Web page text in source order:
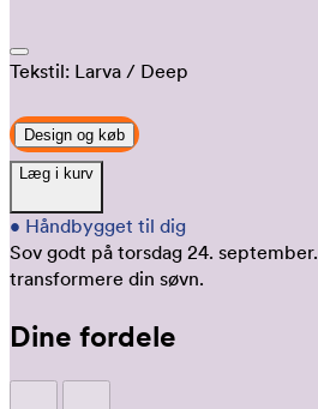
Tekstil: Larva / Deep
Design og køb
Læg i kurv
• Håndbygget til dig
Sov godt på torsdag 24. september.
transformere din søvn.
Dine fordele